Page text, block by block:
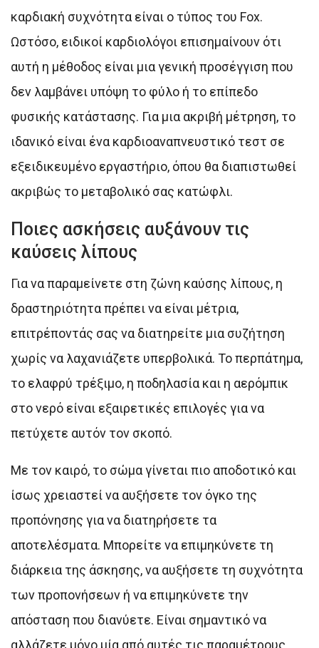
καρδιακή συχνότητα είναι ο τύπος του Fox.
Ωστόσο, ειδικοί καρδιολόγοι επισημαίνουν ότι
αυτή η μέθοδος είναι μια γενική προσέγγιση που
δεν λαμβάνει υπόψη το φύλο ή το επίπεδο
φυσικής κατάστασης. Για μια ακριβή μέτρηση, το
ιδανικό είναι ένα καρδιοαναπνευστικό τεστ σε
εξειδικευμένο εργαστήριο, όπου θα διαπιστωθεί
ακριβώς το μεταβολικό σας κατώφλι.
Ποιες ασκήσεις αυξάνουν τις
καύσεις λίπους
Για να παραμείνετε στη ζώνη καύσης λίπους, η
δραστηριότητα πρέπει να είναι μέτρια,
επιτρέποντάς σας να διατηρείτε μια συζήτηση
χωρίς να λαχανιάζετε υπερβολικά. Το περπάτημα,
το ελαφρύ τρέξιμο, η ποδηλασία και η αερόμπικ
στο νερό είναι εξαιρετικές επιλογές για να
πετύχετε αυτόν τον σκοπό.
Με τον καιρό, το σώμα γίνεται πιο αποδοτικό και
ίσως χρειαστεί να αυξήσετε τον όγκο της
προπόνησης για να διατηρήσετε τα
αποτελέσματα. Μπορείτε να επιμηκύνετε τη
διάρκεια της άσκησης, να αυξήσετε τη συχνότητα
των προπονήσεων ή να επιμηκύνετε την
απόσταση που διανύετε. Είναι σημαντικό να
αλλάζετε μόνο μία από αυτές τις παραμέτρους